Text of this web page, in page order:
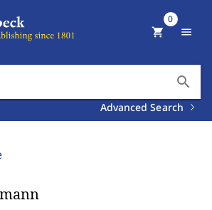
search
Advanced Search
shopping_cart
0
menu